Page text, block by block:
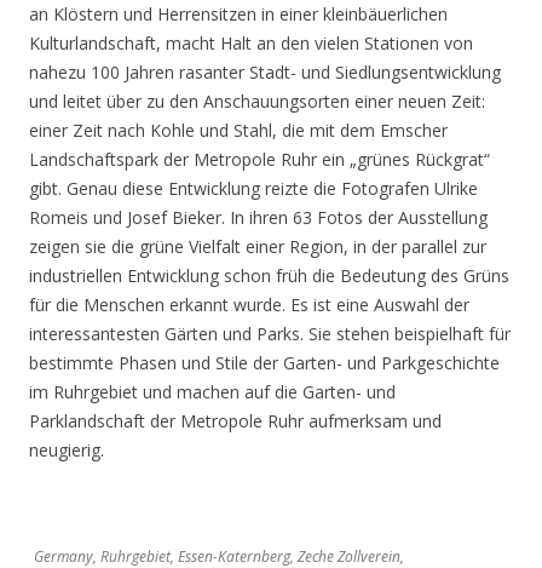
an Klöstern und Herrensitzen in einer kleinbäuerlichen
Kulturlandschaft, macht Halt an den vielen Stationen von
nahezu 100 Jahren rasanter Stadt- und Siedlungsentwicklung
und leitet über zu den Anschauungsorten einer neuen Zeit:
einer Zeit nach Kohle und Stahl, die mit dem Emscher
Landschaftspark der Metropole Ruhr ein „grünes Rückgrat“
gibt. Genau diese Entwicklung reizte die Fotografen Ulrike
Romeis und Josef Bieker. In ihren 63 Fotos der Ausstellung
zeigen sie die grüne Vielfalt einer Region, in der parallel zur
industriellen Entwicklung schon früh die Bedeutung des Grüns
für die Menschen erkannt wurde. Es ist eine Auswahl der
interessantesten Gärten und Parks. Sie stehen beispielhaft für
bestimmte Phasen und Stile der Garten- und Parkgeschichte
im Ruhrgebiet und machen auf die Garten- und
Parklandschaft der Metropole Ruhr aufmerksam und
neugierig.
Germany, Ruhrgebiet, Essen-Katernberg, Zeche Zollverein,